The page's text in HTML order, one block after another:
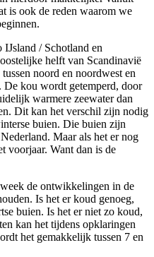
is ook de reden waarom we
/ Schotland en
helft van Scandinavië
noord en noordwest en
De kou wordt getemperd, door
warmere zeewater dan
Dit kan het verschil zijn nodig
buien. Die buien zijn
Maar als het er nog
voorjaar. Want dan is de
de ontwikkelingen in de
Is het er koud genoeg,
buien. Is het er niet zo koud,
kan het tijdens opklaringen
het gemakkelijk tussen 7 en